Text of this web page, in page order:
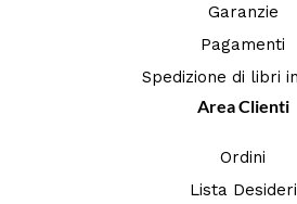
Garanzie
Pagamenti
Spedizione di libri
Area Clienti
Ordini
Lista Desideri